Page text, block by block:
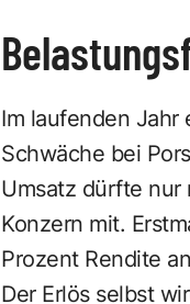
Im laufenden
Schwäche bei
Umsatz dürfte nur
Konzern mit.
Prozent Rendite
Der Erlös selbst